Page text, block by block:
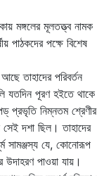
মঙ্গলের মূলতত্ত্ব নামক
পাঠকদের পক্ষে বিশেষ
তাহাদের পরিবর্তন
যতদিন পূরণ হইতে থাকে
প্রভৃতি নিম্নতম শ্রেণীর
দশা ছিল। তাহাদের
সামঞ্জস্য যে, কোনোরূপ
পাওয়া যায়।